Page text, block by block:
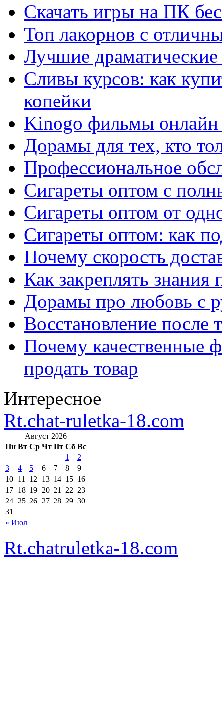
Скачать игры на ПК
Топ лакорнов с
Лучшие
Сливы курсов: как
копейки
Kinogo фильмы онлайн
Дорамы для тех, кто
Профессиональное
Сигареты оптом с
Сигареты оптом от
Сигареты оптом: как
Почему скорость
Как закреплять знания
Дорамы про любовь с
Восстановление после
Почему качественные
продать товар
Интересное
Rt.chat-ruletka-18.com
Август 2026
Пн Вт Ср Чт Пт Сб Вс
« Июл
1
2
3
4 5 6 7 8
9
10 11 12 13 14 15 16
17 18 19 20 21 22 23
24 25 26 27 28 29 30
31
Rt.chatruletka-18.com